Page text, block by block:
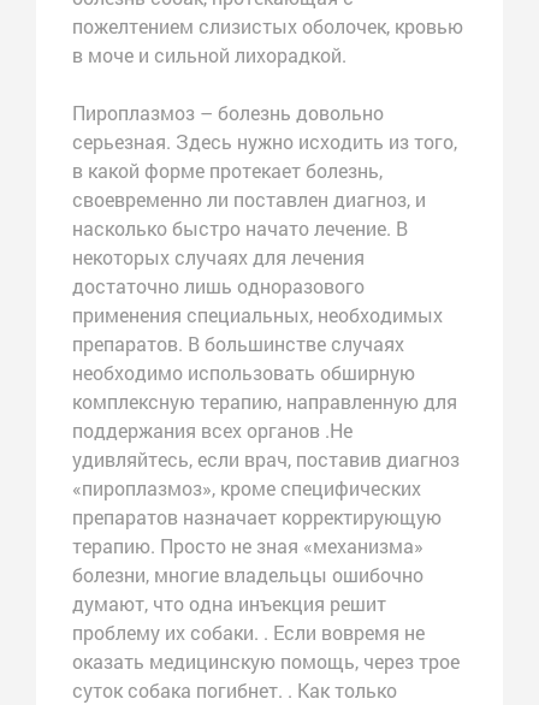
пожелтением слизистых оболочек, кровью
в моче и сильной лихорадкой.
Пироплазмоз – болезнь довольно
серьезная. Здесь нужно исходить из того,
в какой форме протекает болезнь,
своевременно ли поставлен диагноз, и
насколько быстро начато лечение. В
некоторых случаях для лечения
достаточно лишь одноразового
применения специальных, необходимых
препаратов. В большинстве случаях
необходимо использовать обширную
комплексную терапию, направленную для
поддержания всех органов .Не
удивляйтесь, если врач, поставив диагноз
«пироплазмоз», кроме специфических
препаратов назначает корректирующую
терапию. Просто не зная «механизма»
болезни, многие владельцы ошибочно
думают, что одна инъекция решит
проблему их собаки. . Если вовремя не
оказать медицинскую помощь, через трое
суток собака погибнет. . Как только